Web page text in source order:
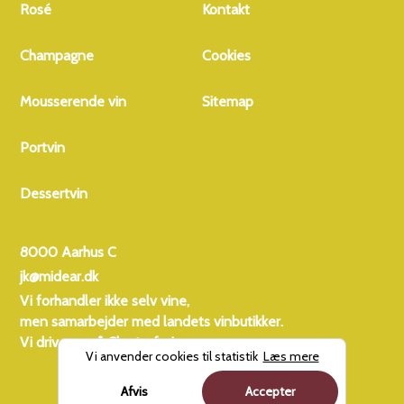
flint og våd skifer. Den
med krydderurter og en
kendetegnet ved en god
Rosé
Champagne
Mousserende vin
Portvin
Dessertvin
Kontakt
Cookies
Sitemap
8000 Aarhus C
jk@midear.dk
Vi forhandler ikke selv vine,
men samarbejder med landets vinbutikker.
Vi driver også Charterferien
Vi anvender cookies til statistik Læs mere
Afvis Accepter